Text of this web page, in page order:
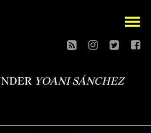
open
YOANI SÁNCHEZ